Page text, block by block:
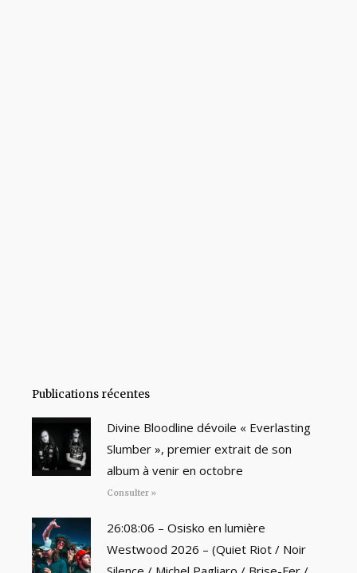
Publications récentes
Divine Bloodline dévoile « Everlasting
Slumber », premier extrait de son
album à venir en octobre
Consulter »
26:08:06 – Osisko en lumière
Westwood 2026 – (Quiet Riot / Noir